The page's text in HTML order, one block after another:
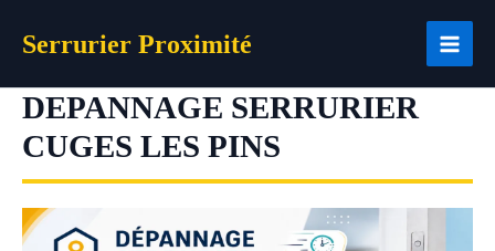
Serrurier Proximité
DEPANNAGE SERRURIER
CUGES LES PINS